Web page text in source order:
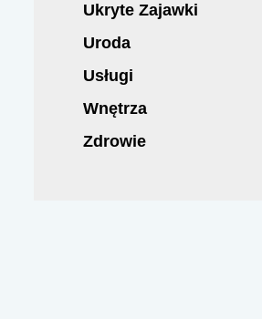
Ukryte Zajawki
Uroda
Usługi
Wnętrza
Zdrowie